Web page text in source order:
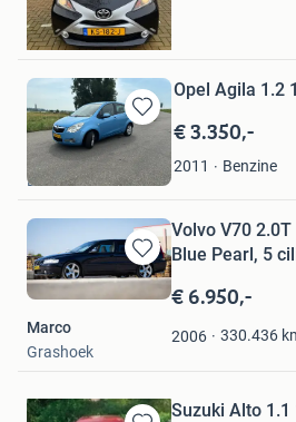
rene
Puttershoek
Bewaren
in
Mijn
Favorieten
Opel Agila 1.2
€ 3.350,-
2011 Benzine
Wim Huisman
Lienden
Bewaren
Favorieten
Volvo V70
Blue Pearl, 5
€ 6.950,-
2006 330.436
Marco
Grashoek
Suzuki Alto 1.1